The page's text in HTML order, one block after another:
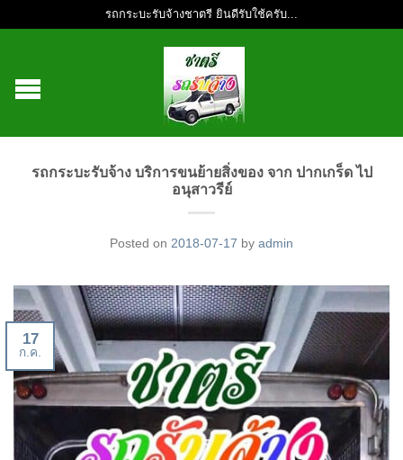
รถกระบะรับจ้างชาตรี ยินดีรับใช้ครับ...
รถกระบะรับจ้าง บริการขนย้ายสิ่งของ จาก ปากเกร็ด ไป
อนุสาวรีย์
Posted on 2018-07-17 by admin
17
ก.ค.